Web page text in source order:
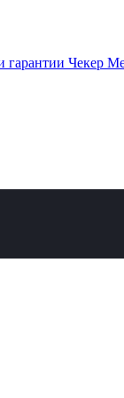
гарантии Чекер